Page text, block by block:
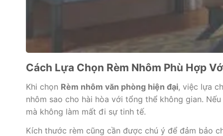
Cách Lựa Chọn Rèm Nhôm Phù Hợp
Khi chọn Rèm nhôm văn phòng hiện đại, việc lựa
nhôm sao cho hài hòa với tổng thể không gian.
mà không làm mất đi sự tinh tế.
Kích thước rèm cũng cần được chú ý để đảm bảo